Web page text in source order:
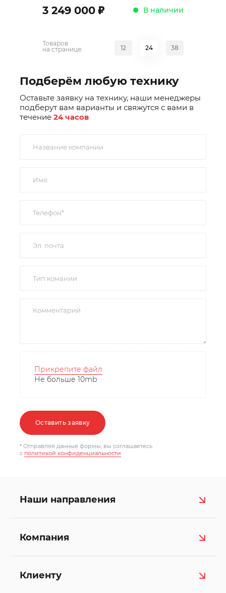
3 249 000 ; В наличии
Товаров
на странице:
12 24 38
Подберём любую технику
Оставьте заявку на технику, наши менеджеры
подберут вам варианты и свяжутся с вами в
течение 24 часов
Прикрепите файл
Не больше 10mb
Оставить заявку
* Отправляя данные формы, вы соглашаетесь
c политикой конфиденциальности
Наши направления
Компания
Клиенту